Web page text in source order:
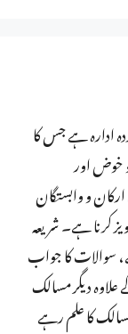
ادارہ ہے جس کا
خوض اور
و وابستگان
کرنا ہے۔ شریعہ
سوالات کا جواب
دیگر مسالک
کا علم رہے